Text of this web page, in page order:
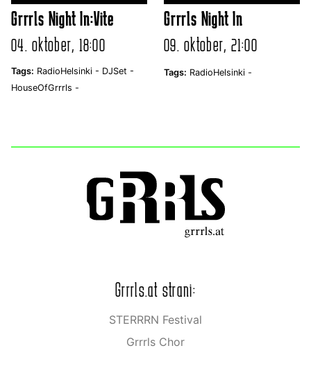
Grrrls Night In:Vite
04. oktober, 18:00
Tags: RadioHelsinki - DJSet -
HouseOfGrrrls -
Grrrls Night In
09. oktober, 21:00
Tags: RadioHelsinki -
Grrrls.at strani:
STERRRN Festival
Grrrls Chor